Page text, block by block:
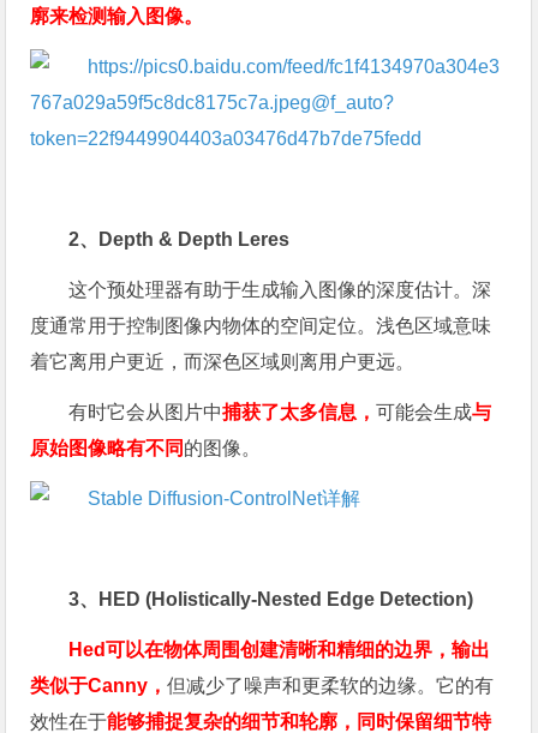
廓来检测输入图像。
2、Depth & Depth Leres
这个预处理器有助于生成输入图像的深度估计。深
度通常用于控制图像内物体的空间定位。浅色区域意味
着它离用户更近，而深色区域则离用户更远。
有时它会从图片中捕获了太多信息，可能会生成与
原始图像略有不同 的图像。
3、HED (Holistically-Nested Edge Detection)
Hed可以在物体周围创建清晰和精细的边界，输出
类似于Canny，但减少了噪声和更柔软的边缘。它的有
效性在于能够捕捉复杂的细节和轮廓，同时保留细节特